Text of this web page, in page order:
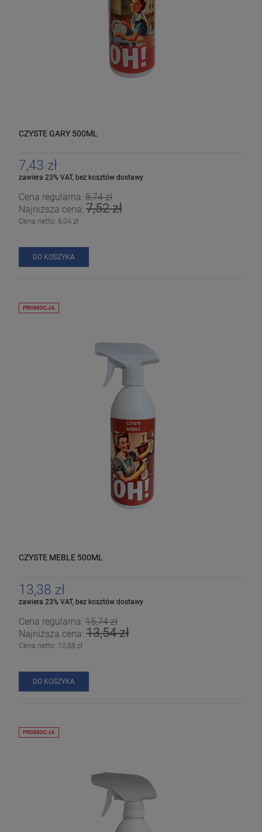
CZYSTE GARY 500ML
7,43 zł
zawiera 23% VAT, bez kosztów dostawy
Cena regularna: 8,74 zł
Najniższa cena: 7,52 zł
Cena netto: 6,04 zł
DO KOSZYKA
CZYSTE MEBLE 500ML
13,38 zł
zawiera 23% VAT, bez kosztów dostawy
Cena regularna: 15,74 zł
Najniższa cena: 13,54 zł
Cena netto: 10,88 zł
DO KOSZYKA
PROMOCJA
PROMOCJA